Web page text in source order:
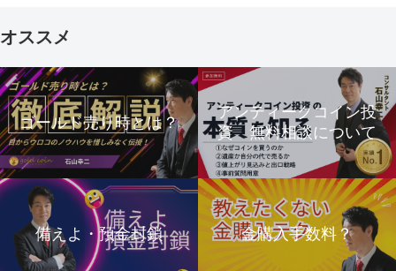
オススメ
ゴールド売り時とは？
アンティークコイン投
資 無料相談について
備えよ・預金封鎖 金購入手数料？